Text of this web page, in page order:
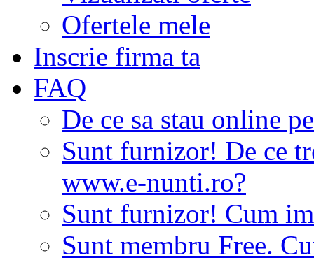
Ofertele mele
Inscrie firma ta
FAQ
De ce sa stau online
Sunt furnizor! De ce
www.e-nunti.ro?
Sunt furnizor! Cum
Sunt membru Free.